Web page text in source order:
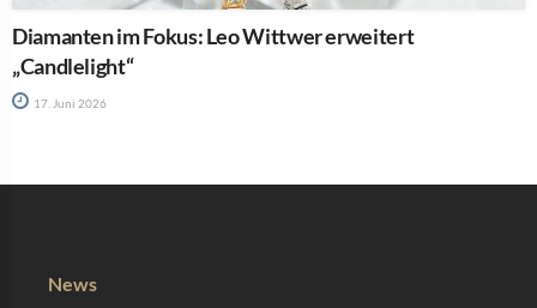
Diamanten im Fokus: Leo Wittwer erweitert
„Candlelight“
17. Juni 2026
News